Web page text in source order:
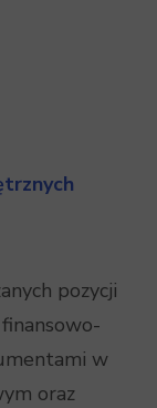
pozycji
w
oraz